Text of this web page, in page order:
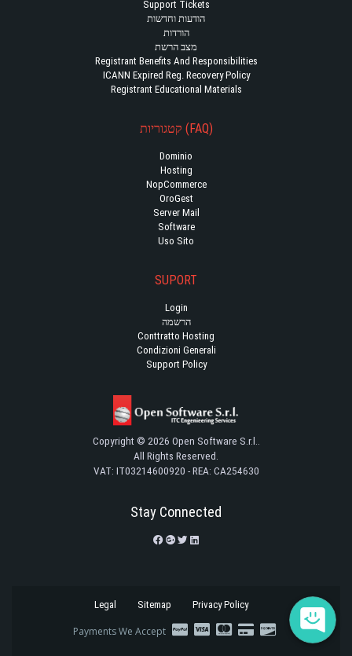
Support Tickets
הודעות וחדשות
הורדות
מצב הרשת
Registrant Benefits And Responsibilities
ICANN Expired Reg. Recovery Policy
Registrant Educational Materials
קטגוריות (FAQ)
Dominio
Hosting
NopCommerce
OroGest
Server Mail
Software
Uso Sito
SUPORT
Login
הרשמה
Conttratto Hosting
Condizioni Generali
Support Policy
Copyright © 2026 Open Software S.r.l..
All Rights Reserved.
VAT: IT03214600920 - REA: CA254630
Stay Connected
Legal Sitemap Privacy Policy
Payments We Accept